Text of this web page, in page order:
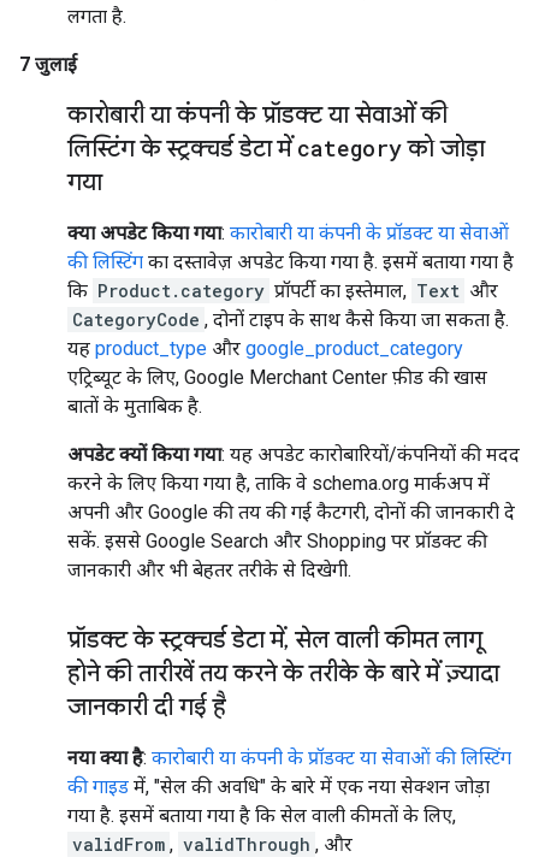
लगता है.
7 जुलाई
कारोबारी या कंपनी के प्रॉडक्ट या सेवाओं की
लिस्टिंग के स्ट्रक्चर्ड डेटा मेंcategoryको जोड़ा
गया
क्या अपडेट किया गया: कारोबारी या कंपनी के प्रॉडक्ट या सेवाओं
की लिस्टिंग का दस्तावेज़ अपडेट किया गया है. इसमें बताया गया है
कि Product.category प्रॉपर्टी का इस्तेमाल, Text और
CategoryCode , दोनों टाइप के साथ कैसे किया जा सकता है.
यह product_type और google_product_category
एट्रिब्यूट के लिए, Google Merchant Center फ़ीड की खास
बातों के मुताबिक है.
अपडेट क्यों किया गया: यह अपडेट कारोबारियों/कंपनियों की मदद
करने के लिए किया गया है, ताकि वे schema.org मार्कअप में
अपनी और Google की तय की गई कैटगरी, दोनों की जानकारी दे
सकें. इससे Google Search और Shopping पर प्रॉडक्ट की
जानकारी और भी बेहतर तरीके से दिखेगी.
प्रॉडक्ट के स्ट्रक्चर्ड डेटा में, सेल वाली कीमत लागू
होने की तारीखें तय करने के तरीके के बारे में ज़्यादा
जानकारी दी गई है
नया क्या है: कारोबारी या कंपनी के प्रॉडक्ट या सेवाओं की लिस्टिंग
की गाइड में, "सेल की अवधि" के बारे में एक नया सेक्शन जोड़ा
गया है. इसमें बताया गया है कि सेल वाली कीमतों के लिए,
validFrom , validThrough , और